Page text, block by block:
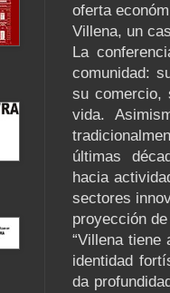
oferta
Villena, un
La
comunidad:
su comercio,
vida.
últimas
hacia
sectores
proyección
“Villena tiene
identidad
da